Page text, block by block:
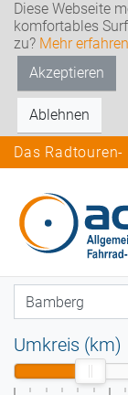
Diese Webseite
komfortables
zu? Mehr erfahren
Akzeptieren
Ablehnen
Das
Umkreis (km)